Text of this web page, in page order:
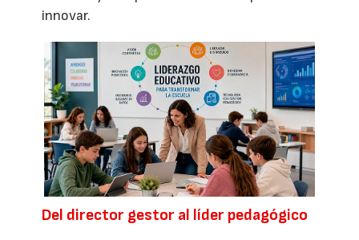
innovar.
Del director gestor al líder pedagógico